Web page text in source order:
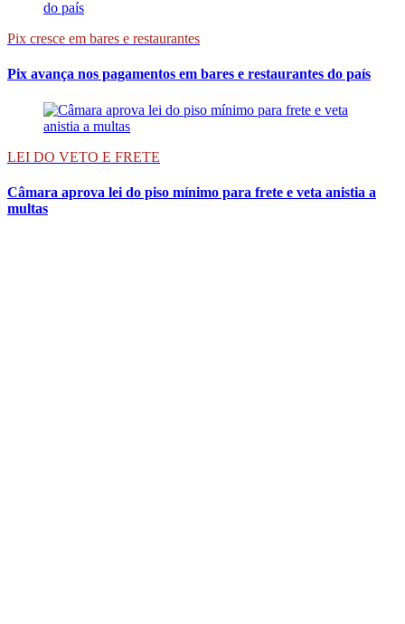
Pix cresce em bares e restaurantes
Pix avança nos pagamentos em bares e restaurantes do país
LEI DO VETO E FRETE
Câmara aprova lei do piso mínimo para frete e veta anistia a
multas